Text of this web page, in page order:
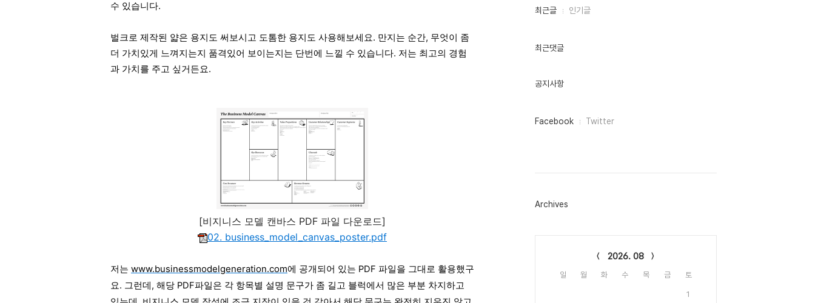
수 있습니다.
벌크로 제작된 얇은 용지도 써보시고 도톰한 용지도 사용해보세요. 만지는 순간, 무엇이 좀
더 가치있게 느껴지는지 품격있어 보이는지는 단번에 느낄 수 있습니다. 저는 최고의 경험
과 가치를 주고 싶거든요.
[비지니스 모델 캔바스 PDF 파일 다운로드]
02. business_model_canvas_poster.pdf
저는 www.businessmodelgeneration.com에 공개되어 있는 PDF 파일을 그대로 활용했구
요. 그런데, 해당 PDF파일은 각 항목별 설명 문구가 좀 길고 블럭에서 많은 부분 차지하고
최
인
최근글 인기글
최근댓글
공지사항
페
그
Facebook Twitter
Archives
2026. 08
일 월 화 수 목 금 토
1